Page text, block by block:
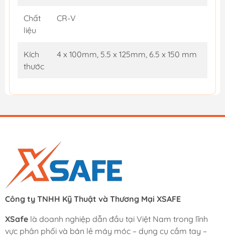
Chất
liệu
CR-V
Kích
thước
4 x 100mm, 5.5 x 125mm, 6.5 x 150 mm
Công ty TNHH Kỹ Thuật và Thương Mại XSAFE
XSafe là doanh nghiệp dẫn đầu tại Việt Nam trong lĩnh
vực phân phối và bán lẻ máy móc – dụng cụ cầm tay –